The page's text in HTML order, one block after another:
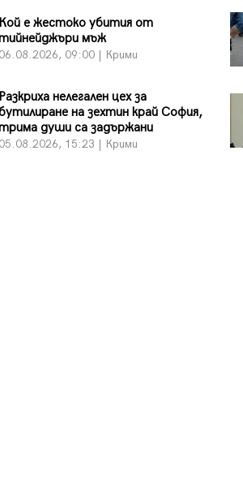
Кой е жестоко убития от
мъж
06.08.2026, 09:00 | Крими
Разкриха нелегален цех за
на зехтин край София,
души са задържани
05.08.2026, 15:23 | Крими